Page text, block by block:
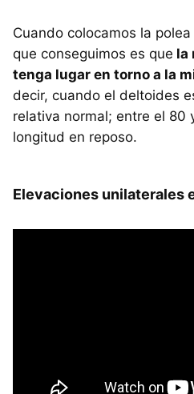
Cuando colocamos la
que conseguimos es que la
tenga lugar en torno a la
decir, cuando el deltoides
relativa normal; entre el 80
longitud en reposo.
Elevaciones unilaterales